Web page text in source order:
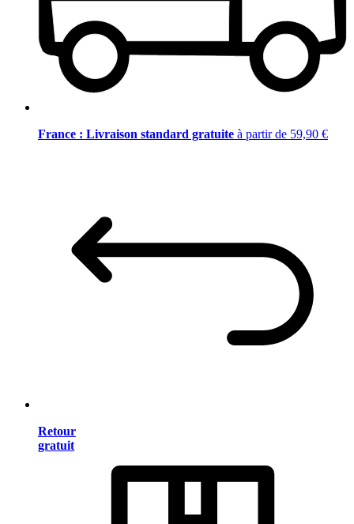
France : Livraison standard gratuite à partir de 59,90 €
Retour
gratuit